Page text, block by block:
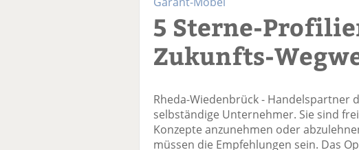
5 Sterne-
Zukunfts-
Rheda-Wiedenbrück - Handelspartner
selbständige Unternehmer. Sie sind
Konzepte anzunehmen oder
müssen die Empfehlungen sein. Das